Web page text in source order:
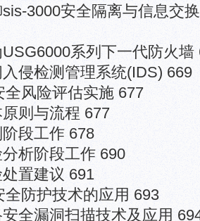
3000安全隔离与信息交
系列下一代防火墙
侵检测管理系统(IDS) 669
全风险评估实施 677
则与流程 677
段工作 678
析阶段工作 690
置建议 691
全防护技术的应用 693
全漏洞扫描技术及应用